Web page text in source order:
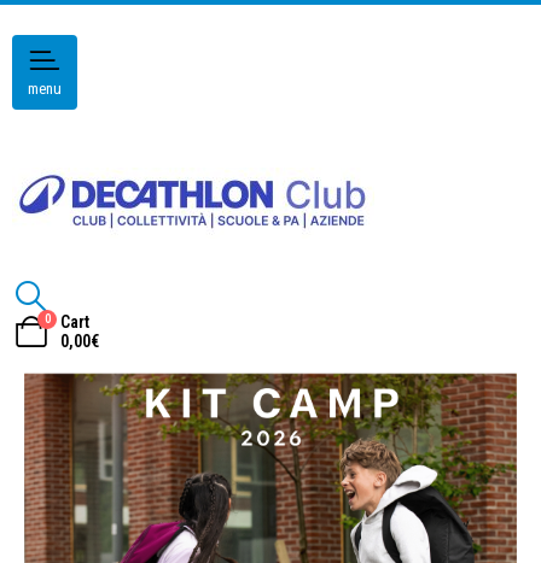
menu
0
Cart
0,00€